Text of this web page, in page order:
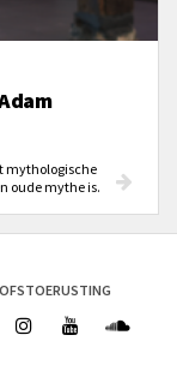
mythologische
oude mythe is.